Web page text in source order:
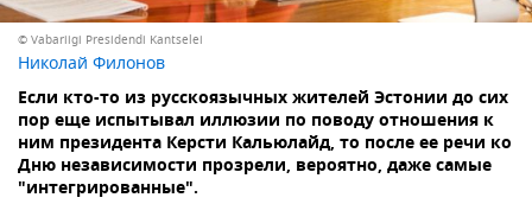
© Vabariigi Presidendi Kantselei
Николай Филонов
Если кто-то из русскоязычных жителей Эстонии до сих
пор еще испытывал иллюзии по поводу отношения к
ним президента Керсти Кальюлайд, то после ее речи ко
Дню независимости прозрели, вероятно, даже самые
"интегрированные".